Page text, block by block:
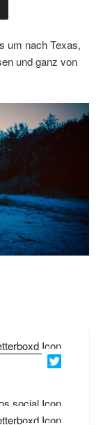
um nach Texas,
und ganz von